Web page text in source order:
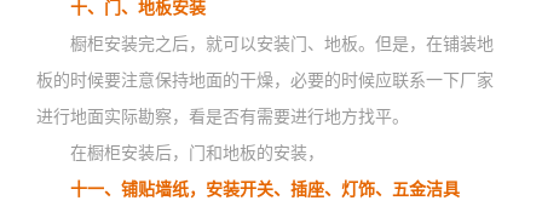
十、 门、地板安装
橱柜安装完之后，就可以安装门、地板。但是，在铺装地
板的时候要注意保持地面的干燥，必要的时候应联系一下厂家
进行地面实际勘察，看是否有需要进行地方找平。
在橱柜安装后，门和地板的安装，
十一、铺贴墙纸，安装开关、插座、灯饰、五金洁具